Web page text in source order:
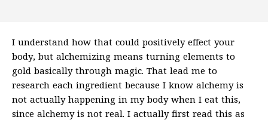
I understand how that could positively effect your
body, but alchemizing means turning elements to
gold basically through magic. That lead me to
research each ingredient because I know alchemy is
not actually happening in my body when I eat this,
since alchemy is not real. I actually first read this as